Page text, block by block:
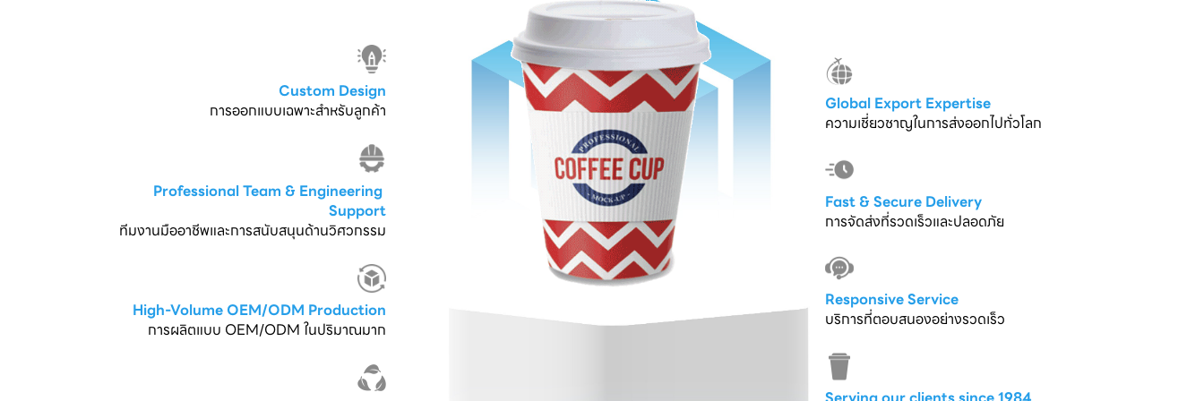
Custom Design
การออกแบบเฉพาะสำหรับลูกค้า
Professional Team & Engineering
Support
ทีมงานมืออาชีพและการสนับสนุนด้านวิศวกรรม
High-Volume OEM/ODM Production
การผลิตแบบ OEM/ODM ในปริมาณมาก
Global Export Expertise
ความเชี่ยวชาญในการส่งออกไปทั่วโลก
Fast & Secure Delivery
การจัดส่งที่รวดเร็วและปลอดภัย
Responsive Service
บริการที่ตอบสนองอย่างรวดเร็ว